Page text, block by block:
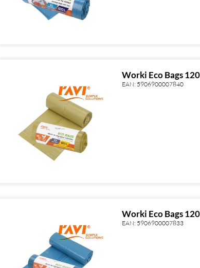
Worki Eco Bags
EAN: 5906900007840
Worki Eco Bags
EAN: 5906900007833